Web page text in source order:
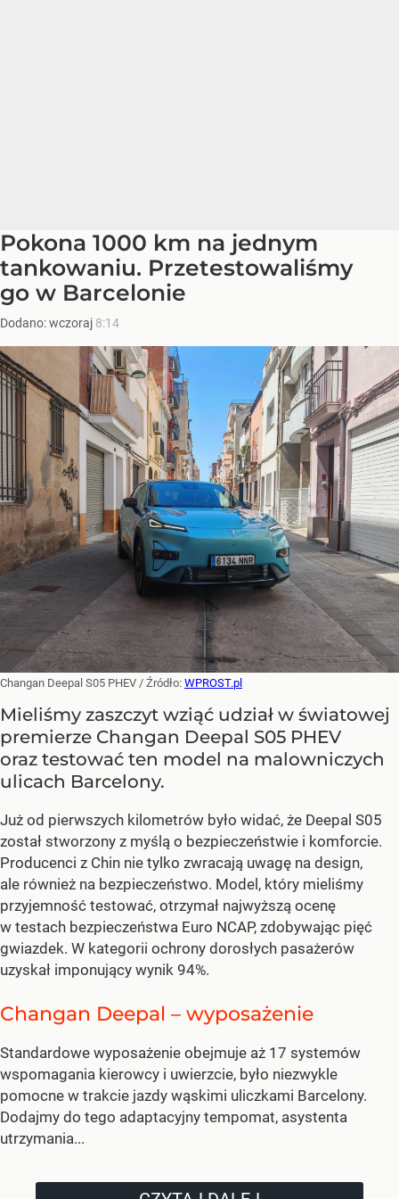
Pokona 1000 km na jednym
tankowaniu. Przetestowaliśmy
go w Barcelonie
Dodano:wczoraj 8:14
Changan Deepal S05 PHEV / Źródło: WPROST.pl
Mieliśmy zaszczyt wziąć udział w światowej
premierze Changan Deepal S05 PHEV
oraz testować ten model na malowniczych
ulicach Barcelony.
Już od pierwszych kilometrów było widać, że Deepal S05
został stworzony z myślą o bezpieczeństwie i komforcie.
Producenci z Chin nie tylko zwracają uwagę na design,
ale również na bezpieczeństwo. Model, który mieliśmy
przyjemność testować, otrzymał najwyższą ocenę
w testach bezpieczeństwa Euro NCAP, zdobywając pięć
gwiazdek. W kategorii ochrony dorosłych pasażerów
uzyskał imponujący wynik 94%.
Changan Deepal – wyposażenie
Standardowe wyposażenie obejmuje aż 17 systemów
wspomagania kierowcy i uwierzcie, było niezwykle
pomocne w trakcie jazdy wąskimi uliczkami Barcelony.
Dodajmy do tego adaptacyjny tempomat, asystenta
utrzymania...